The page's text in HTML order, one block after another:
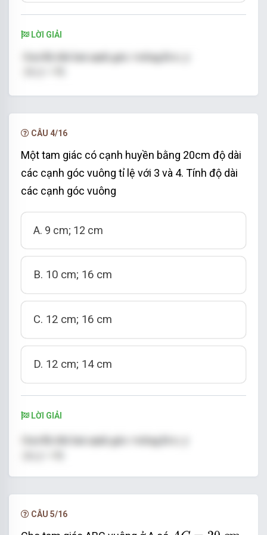
LỜI GIẢI
CÂU 4/16
Một tam giác có cạnh huyền bằng 20cm độ dài
các cạnh góc vuông tỉ lệ với 3 và 4. Tính độ dài
các cạnh góc vuông
A. 9 cm; 12 cm
B. 10 cm; 16 cm
C. 12 cm; 16 cm
D. 12 cm; 14 cm
LỜI GIẢI
CÂU 5/16
A C= 20 cm